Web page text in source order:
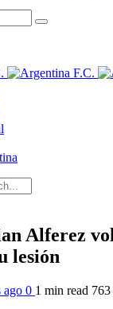
Alferez
lesión
ago 0 1 min read 763